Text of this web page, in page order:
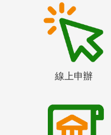
線上申辦